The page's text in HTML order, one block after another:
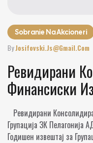
Sobranie Na Akcioneri
ByJosifovski.js@gmail.com
Ревидирани
Финансиски
ЗК
Год
Ревидирани
Групација ЗК Пелагонија
Годишен извештај за